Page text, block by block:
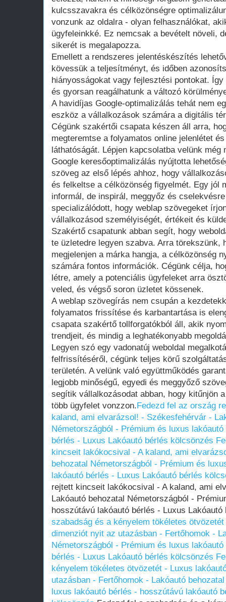
kulcsszavakra és célközönségre
vonzunk az oldalra - olyan felhasználókat,
ügyfeleinkké. Ez nemcsak a bevételt növeli,
sikerét is megalapozza.
Emellett a rendszeres jelentéskészítés
kövessük a teljesítményt, és időben
hiányosságokat vagy fejlesztési pontokat.
és gyorsan reagálhatunk a változó
A havidíjas Google-optimalizálás tehát nem
eszköz a vállalkozások számára a digitális
Cégünk szakértői csapata készen áll arra,
megteremtse a folyamatos online jelenlétet
láthatóságát. Lépjen kapcsolatba velünk
Google keresőoptimalizálás nyújtotta
szöveg az első lépés ahhoz, hogy
és felkeltse a célközönség figyelmét. Egy jól
informál, de inspirál, meggyőz és
specializálódott, hogy weblap szövegeket
vállalkozásod személyiségét, értékeit és
Szakértő csapatunk abban segít, hogy
te üzletedre legyen szabva. Arra törekszünk,
megjelenjen a márka hangja, a célközönség
számára fontos információk. Cégünk célja,
létre, amely a potenciális ügyfeleket arra
veled, és végső soron üzletet kössenek.
A weblap szövegírás nem csupán a
folyamatos frissítése és karbantartása is
csapata szakértő tollforgatókból áll, akik
trendjeit, és mindig a leghatékonyabb
Legyen szó egy vadonatúj weboldal
felfrissítéséről, cégünk teljes körű
területén. A velünk való együttműködés
legjobb minőségű, egyedi és meggyőző
segítik vállalkozásodat abban, hogy kitűnjön
több ügyfelet vonzzon.Fedezd fel az ország
kaland, ami elvarázsol! - Székesfehérvár -
Németországból - Prémium és luxus
bérlés - Luxus Lakóautó bérlés kölcsönzés
kincseit lakókocsival - A kaland, ami
behozatal Németországból - Prémium és
lakóautó bérlés - Luxus Lakóautó bérlés
rejtett kincseit lakókocsival - A kaland, ami
Lakóautó behozatal Németországból -
hosszútávú lakóautó bérlés - Luxus
szabadság és a kényelem tökéletes
dimenziót nyit az utazásban - Fertőhomok -
Németországból - Prémium és luxus
bérlés - Luxus Lakóautó bérlés kölcsönzés
kényelem tökéletes ötvözetét - Luxus
utazásban - Fertőhomok - Lakóautó
luxus lakóautó bérlés - hosszútávú lakóautó